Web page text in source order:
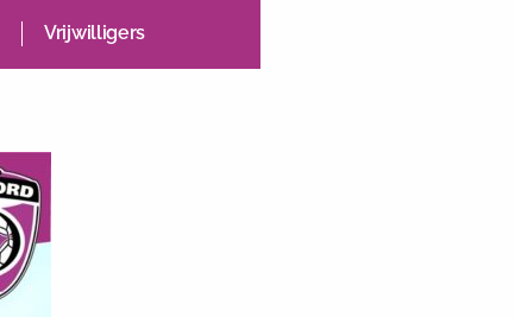
Vrijwilligers